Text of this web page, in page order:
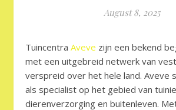
August 8, 2025
Tuincentra Aveve zijn een bekend
met een uitgebreid netwerk van
verspreid over het hele land. Aveve
als specialist op het gebied van
dierenverzorging en buitenleven.